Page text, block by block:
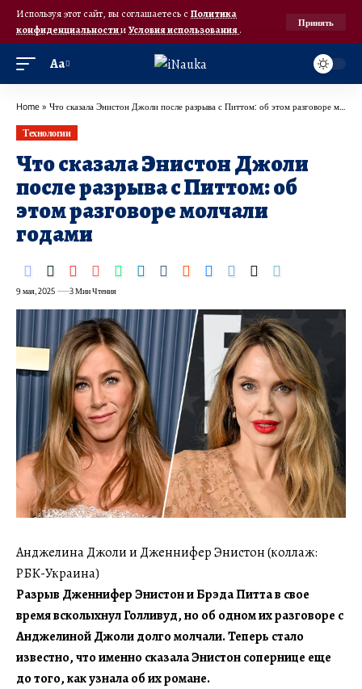
Используя этот сайт, вы соглашаетесь с Политика
конфиденциальностииУсловия использования.
Принять
Аа
Home » Что сказала Энистон Джоли после разрыва с Питтом: об этом разговоре молчали годами
Технологии
Что сказала Энистон Джоли
после разрыва с Питтом: об
этом разговоре молчали
годами
9 мая, 2025 3 Мин Чтения
Анджелина Джоли и Дженнифер Энистон (коллаж:
РБК-Украина)
Разрыв Дженнифер Энистон и Брэда Питта в свое
время всколыхнул Голливуд, но об одном их разговоре с
Анджелиной Джоли долго молчали. Теперь стало
известно, что именно сказала Энистон сопернице еще
до того, как узнала об их романе.